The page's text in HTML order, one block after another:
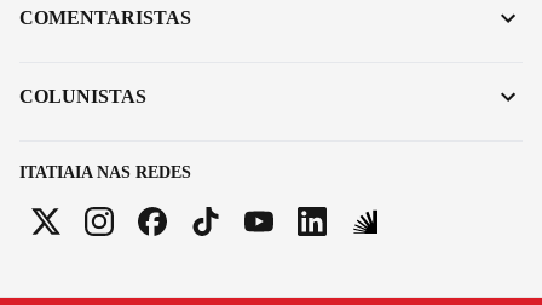
ITATIAIA NAS REDES
COMENTARISTAS
COLUNISTAS